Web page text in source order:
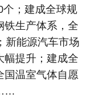
；建成全球规
铁生产体系，全
新能源汽车市场
幅提升；建成全
国温室气体自愿